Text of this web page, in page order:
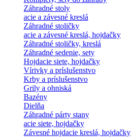
Záhradné stoly
acie a závesné kreslá
Záhradné stoličky
acie a závesné kreslá, hojdačky
Záhradné stoličky, kreslá
Záhradné sedenie, sety
Hojdacie siete, hojdačky
Vírivky a príslušenstvo
Krby a príslušenstvo
Grily a ohniská
Bazény
Dielňa
Záhradné párty stany
acie siete, hojdačky
Závesné hojdacie kreslá, hojdačky